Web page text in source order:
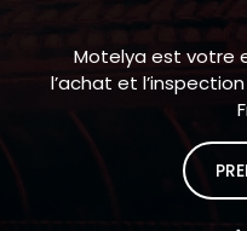
Motelya est votre
l’achat et